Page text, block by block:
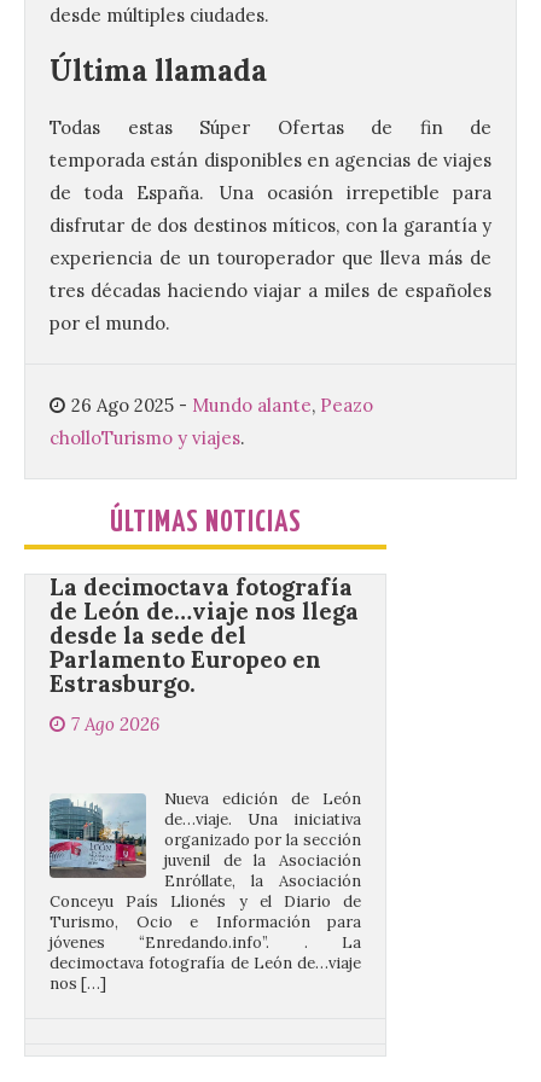
desde múltiples ciudades.
Última llamada
Todas estas Súper Ofertas de fin de
temporada están disponibles en agencias de viajes
de toda España. Una ocasión irrepetible para
disfrutar de dos destinos míticos, con la garantía y
experiencia de un touroperador que lleva más de
tres décadas haciendo viajar a miles de españoles
por el mundo.
26 Ago 2025 - Mundo alante, Peazo
cholloTurismo y viajes.
ÚLTIMAS NOTICIAS
de Dulces del Convento a
Gradefes
7 Ago 2026
Tendrá lugar el 9 de
agosto en los aledaños del
monasterio cisterciense
cultura y un ambiente único. El
Ayuntamiento de Gradefes, intentando
[…]
La decimoctava fotografía
desde la sede del
Parlamento Europeo en
Estrasburgo.
7 Ago 2026
organizado por la sección
juvenil de la Asociación
Enróllate, la Asociación
Conceyu País Llionés y el Diario de
Turismo, Ocio e Información para
jóvenes “Enredando.info”. . La
decimoctava fotografía de León de…viaje
nos […]
actuar para salvar el